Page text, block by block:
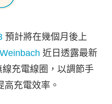
預計將在幾個月後上
近日透露最新
充電線圈，以調節手
充電效率。